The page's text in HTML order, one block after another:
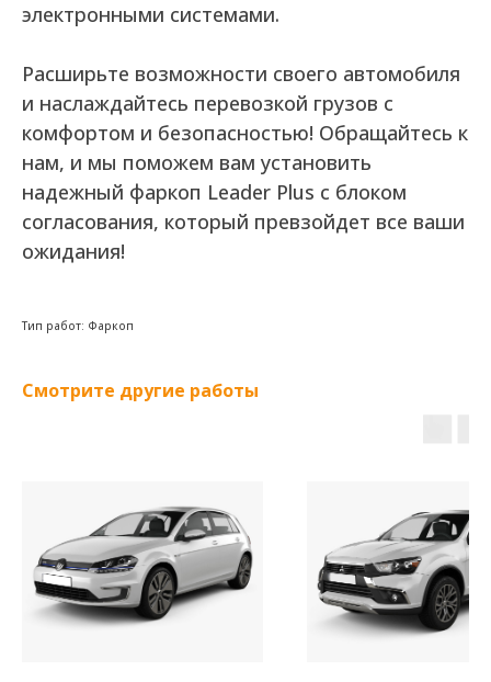
электронными системами.
Расширьте возможности своего автомобиля
и наслаждайтесь перевозкой грузов с
комфортом и безопасностью! Обращайтесь к
нам, и мы поможем вам установить
надежный фаркоп Leader Plus с блоком
согласования, который превзойдет все ваши
ожидания!
Тип работ: Фаркоп
Смотрите другие работы